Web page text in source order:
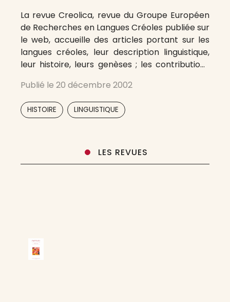
La revue Creolica, revue du Groupe Européen
de Recherches en Langues Créoles publiée sur
le web, accueille des articles portant sur les
langues créoles, leur description linguistique,
leur histoire, leurs genèses ; les contributions
recherches sur les universaux, les théories
cognitives et les évolutions du langage seront
appréciées
Publié le 20 décembre 2002
HISTOIRE LINGUISTIQUE
LES REVUES